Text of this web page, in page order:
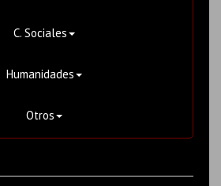
C. Sociales
Humanidades
Otros